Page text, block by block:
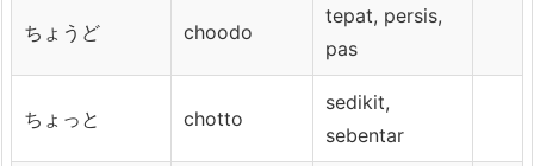
ちょうど choodo
tepat, persis,
pas
ちょっと chotto
sedikit,
sebentar